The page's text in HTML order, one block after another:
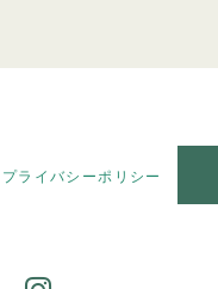
プライバシーポリシー